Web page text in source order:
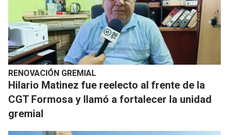
RENOVACIÓN GREMIAL
Hilario Matinez fue reelecto al frente de la
CGT Formosa y llamó a fortalecer la unidad
gremial